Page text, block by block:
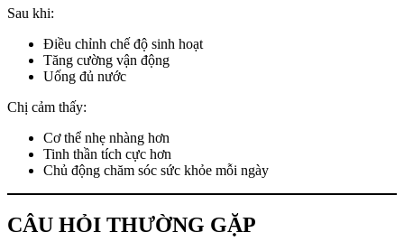
Sau khi:
Điều chỉnh chế độ sinh hoạt
Tăng cường vận động
Uống đủ nước
Chị cảm thấy:
Cơ thể nhẹ nhàng hơn
Tinh thần tích cực hơn
Chủ động chăm sóc sức khỏe mỗi ngày
CÂU HỎI THƯỜNG GẶP